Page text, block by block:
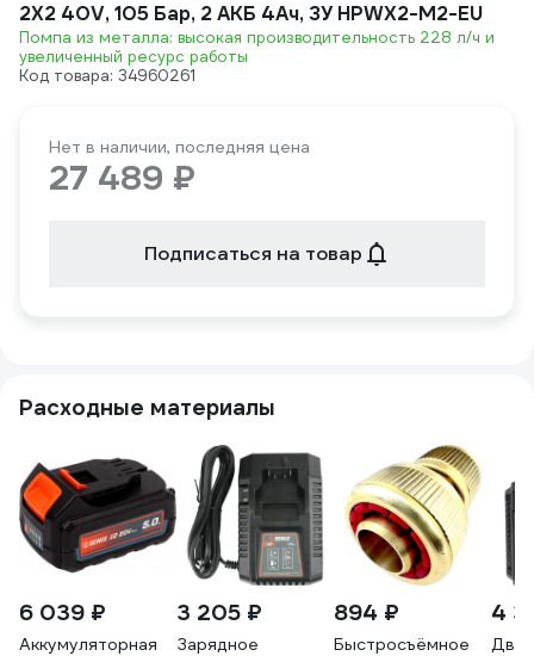
2X2 40V, 105 Бар, 2 АКБ 4Ач, ЗУ HPWX2-M2-EU
Помпа из металла: высокая производительность 228 л/ч и
увеличенный ресурс работы
Код товара: 34960261
Нет в наличии, последняя цена
27 489 ₽
Подписаться на товар
Расходные материалы
6 039 ₽
Аккумуляторная
3 205 ₽
Зарядное
894 ₽
Быстросъёмное
4